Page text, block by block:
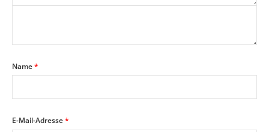
Name*
E-Mail-Adresse*